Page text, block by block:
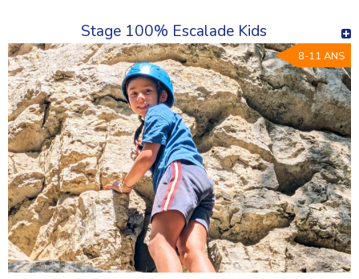
Stage 100% Escalade Kids
8-11 ANS